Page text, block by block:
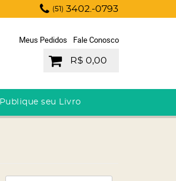
(51) 3402.-0793
Meus Pedidos Fale Conosco
R$ 0,00
Publique seu Livro